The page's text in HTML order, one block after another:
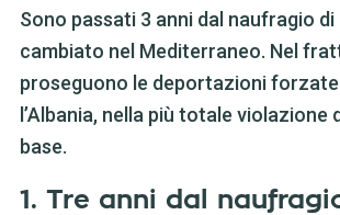
Sono passati 3 anni dal naufragio di
cambiato nel Mediterraneo. Nel
proseguono le deportazioni
l’Albania, nella più totale violazione
base.
1. Tre anni dal